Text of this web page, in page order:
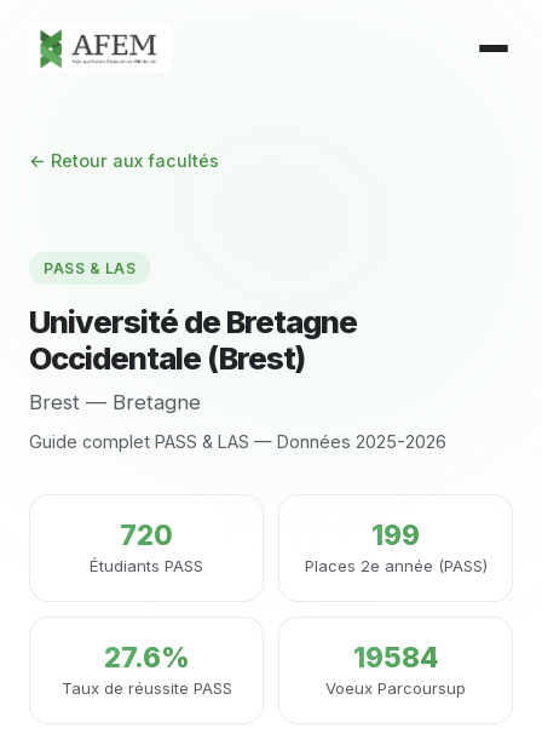
← Retour aux facultés
PASS & LAS
Université de Bretagne
Occidentale (Brest)
Brest — Bretagne
Guide complet PASS & LAS — Données 2025-2026
720
Étudiants PASS
199
Places 2e année (PASS)
27.6%
Taux de réussite PASS
19584
Voeux Parcoursup